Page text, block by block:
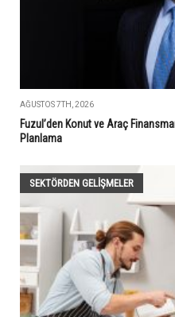
AĞUSTOS 7TH, 2026
Fuzul’den Konut ve Araç
Planlama
SEKTÖRDEN GELIŞMELER